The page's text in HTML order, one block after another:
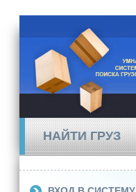
НАЙТИ ГРУЗ